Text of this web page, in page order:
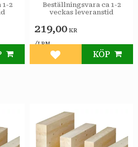
1-2
Beställningsvara ca 1-2
veckas leveranstid
219,00 KR
/LPM
Lägg till i favoriter
KÖP